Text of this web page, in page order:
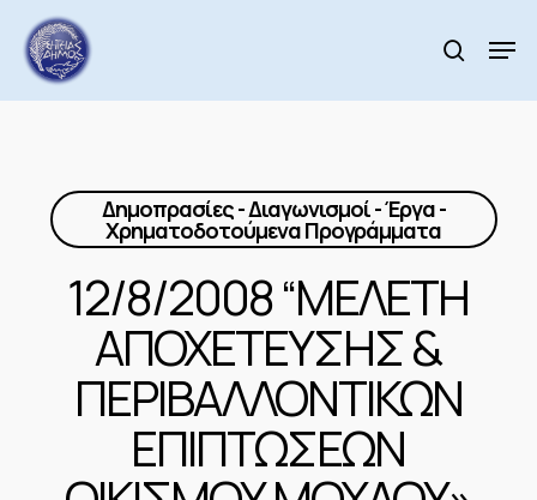
main
content
search
Δημοπρασίες - Διαγωνισμοί - Έργα -
Χρηματοδοτούμενα Προγράμματα
12/8/2008 “ΜΕΛΕΤΗ
ΑΠΟΧΕΤΕΥΣΗΣ &
ΠΕΡΙΒΑΛΛΟΝΤΙΚΩΝ
ΕΠΙΠΤΩΣΕΩΝ
Menu